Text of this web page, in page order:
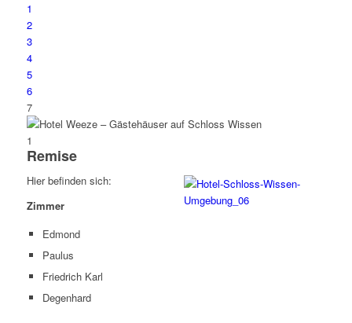
1
2
3
4
5
6
7
1
Remise
Hier befinden sich:
Zimmer
Edmond
Paulus
Friedrich Karl
Degenhard